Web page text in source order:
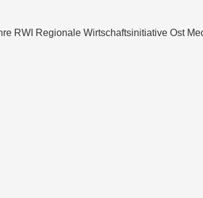
RWI Regionale Wirtschaftsinitiative Ost